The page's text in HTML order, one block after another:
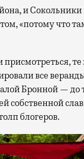
и
«потому что
те
все
Бронной — до
собственной
блогеров.